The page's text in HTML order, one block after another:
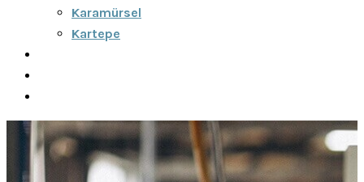
Karamürsel
Kartepe